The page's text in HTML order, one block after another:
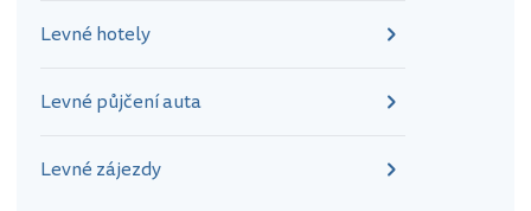
Levné hotely
Levné půjčení auta
Levné zájezdy